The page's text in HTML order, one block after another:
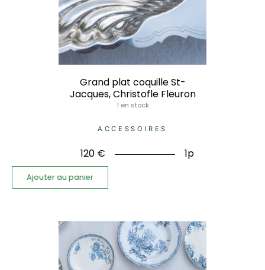
Grand plat coquille St-
Jacques, Christofle Fleuron
1 en stock
ACCESSOIRES
120 € 1p
Ajouter au panier